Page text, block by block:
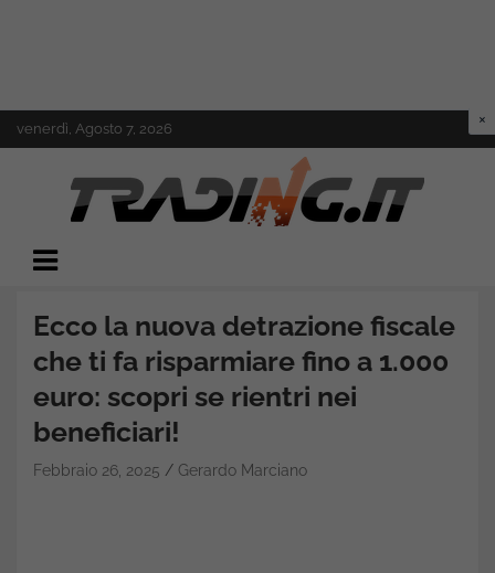
to
venerdì, Agosto 7, 2026
Trading.it
Ecco la nuova detrazione fiscale
che ti fa risparmiare fino a 1.000
euro: scopri se rientri nei
beneficiari!
Febbraio 26, 2025 Gerardo Marciano